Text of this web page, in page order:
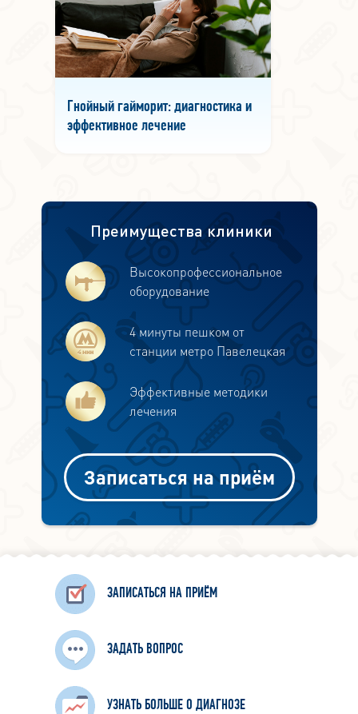
Гнойный гайморит: диагностика и
эффективное лечение
Преимущества клиники
Высокопрофессиональное
оборудование
4 минуты пешком от
станции метро Павелецкая
Эффективные методики
лечения
Записаться на приём
ЗАПИСАТЬСЯ НА ПРИЁМ
ЗАДАТЬ ВОПРОС
УЗНАТЬ БОЛЬШЕ О ДИАГНОЗЕ